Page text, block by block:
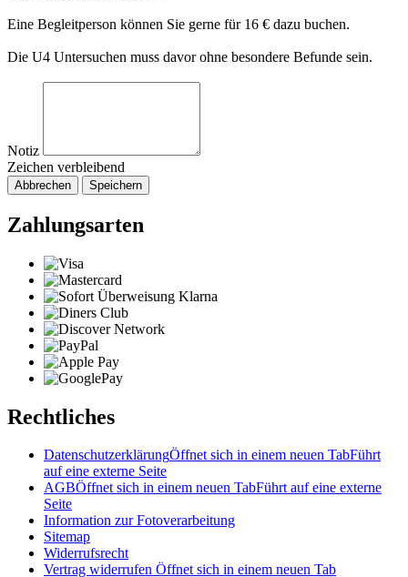
Eine Begleitperson können Sie gerne für 16 € dazu buchen.
Die U4 Untersuchen muss davor ohne besondere Befunde sein.
Notiz
Zeichen verbleibend
Abbrechen Speichern
Zahlungsarten
Rechtliches
DatenschutzerklärungÖffnet sich in einem neuen TabFührt
auf eine externe Seite
AGBÖffnet sich in einem neuen TabFührt auf eine externe
Seite
Information zur Fotoverarbeitung
Sitemap
Widerrufsrecht
Vertrag widerrufen Öffnet sich in einem neuen Tab